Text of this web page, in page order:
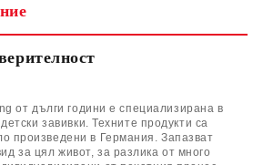
от дълги години е специализирана в
завивки. Техните продукти са
произведени в Германия. Запазват
за цял живот, за разлика от много